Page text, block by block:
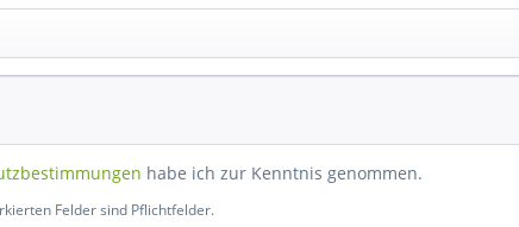
habe ich zur Kenntnis genommen.
Felder sind Pflichtfelder.